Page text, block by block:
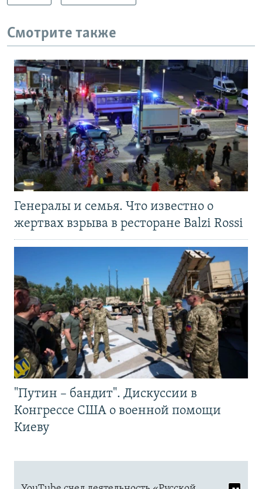
Смотрите также
Генералы и семья. Что известно о
жертвах взрыва в ресторане Balzi Rossi
"Путин – бандит". Дискуссии в
Конгрессе США о военной помощи
Киеву